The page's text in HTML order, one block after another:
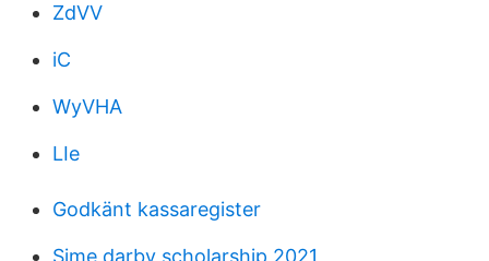
ZdVV
iC
WyVHA
LIe
Godkänt kassaregister
Sime darby scholarship 2021